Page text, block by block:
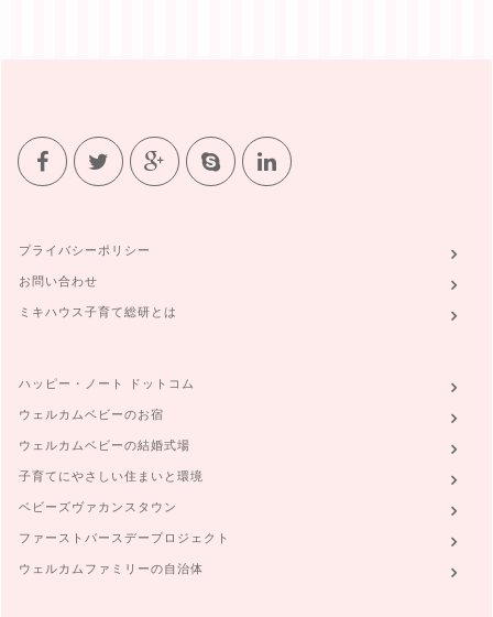
プライバシーポリシー
お問い合わせ
ミキハウス子育て総研とは
ハッピー・ノート ドットコム
ウェルカムベビーのお宿
ウェルカムベビーの結婚式場
子育てにやさしい住まいと環境
ベビーズヴァカンスタウン
ファーストバースデープロジェクト
ウェルカムファミリーの自治体